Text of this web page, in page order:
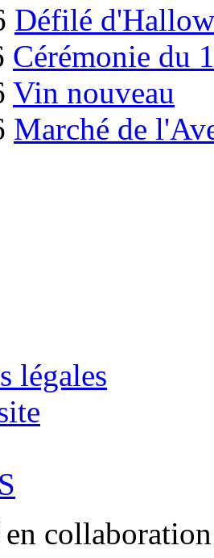
Défilé
Cérémonie du
Vin nouveau
Marché de
légales
en